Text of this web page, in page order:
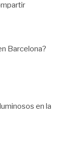
Barcelona?
en la